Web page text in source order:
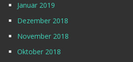
Januar 2019
Dezember 2018
November 2018
Oktober 2018